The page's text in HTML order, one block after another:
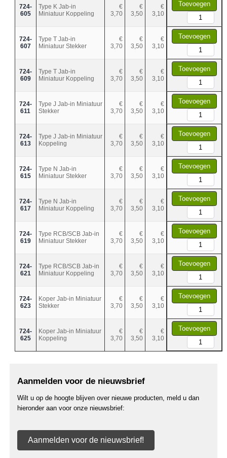
724-
605
Type K Jab-in
Miniatuur Koppeling
€
3,70
€
3,50
€
3,10
Toevoegen
724-
607
Type T Jab-in
Miniatuur Stekker
€
3,70
€
3,50
€
3,10
Toevoegen
724-
609
Type T Jab-in
Miniatuur Koppeling
€
3,70
€
3,50
€
3,10
Toevoegen
724-
611
Type J Jab-in Miniatuur
Stekker
€
3,70
€
3,50
€
3,10
Toevoegen
724-
613
Type J Jab-in Miniatuur
Koppeling
€
3,70
€
3,50
€
3,10
Toevoegen
724-
615
Type N Jab-in
Miniatuur Stekker
€
3,70
€
3,50
€
3,10
Toevoegen
724-
617
Type N Jab-in
Miniatuur Koppeling
€
3,70
€
3,50
€
3,10
Toevoegen
724-
619
Type RCB/SCB Jab-in
Miniatuur Stekker
€
3,70
€
3,50
€
3,10
Toevoegen
724-
621
Type RCB/SCB Jab-in
Miniatuur Koppeling
€
3,70
€
3,50
€
3,10
Toevoegen
724-
623
Koper Jab-in Miniatuur
Stekker
€
3,70
€
3,50
€
3,10
Toevoegen
724-
625
Koper Jab-in Miniatuur
Koppeling
€
3,70
€
3,50
€
3,10
Toevoegen
Aanmelden voor de nieuwsbrief
Wilt u op de hoogte blijven over nieuwe producten, meld u dan
hieronder aan voor onze nieuwsbrief:
Aanmelden voor de nieuwsbrief!